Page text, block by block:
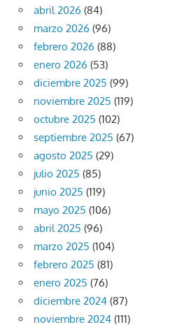
abril 2026 (84)
marzo 2026 (96)
febrero 2026 (88)
enero 2026 (53)
diciembre 2025 (99)
noviembre 2025 (119)
octubre 2025 (102)
septiembre 2025 (67)
agosto 2025 (29)
julio 2025 (85)
junio 2025 (119)
mayo 2025 (106)
abril 2025 (96)
marzo 2025 (104)
febrero 2025 (81)
enero 2025 (76)
diciembre 2024 (87)
noviembre 2024 (111)